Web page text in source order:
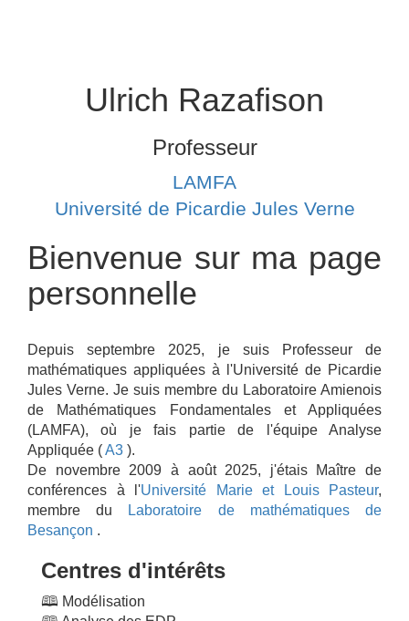
Ulrich Razafison
Professeur
LAMFA
Université de Picardie Jules Verne
Bienvenue sur ma page
personnelle
Depuis septembre 2025, je suis Professeur de
mathématiques appliquées à l'Université de Picardie
Jules Verne. Je suis membre du Laboratoire Amienois
de Mathématiques Fondamentales et Appliquées
(LAMFA), où je fais partie de l'équipe Analyse
Appliquée (A3 ).
De novembre 2009 à août 2025, j'étais Maître de
conférences à l'Université Marie et Louis Pasteur,
membre du
Laboratoire de mathématiques de
Besançon .
Centres d'intérêts
🕮 Modélisation